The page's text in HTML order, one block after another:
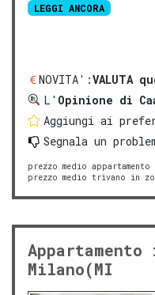
LEGGI ANCORA
NOVITA':VALUTA
L' Opinione di
Aggiungi ai
Segnala un
prezzo medio appartamento
prezzo medio trivano in
Milano(MI